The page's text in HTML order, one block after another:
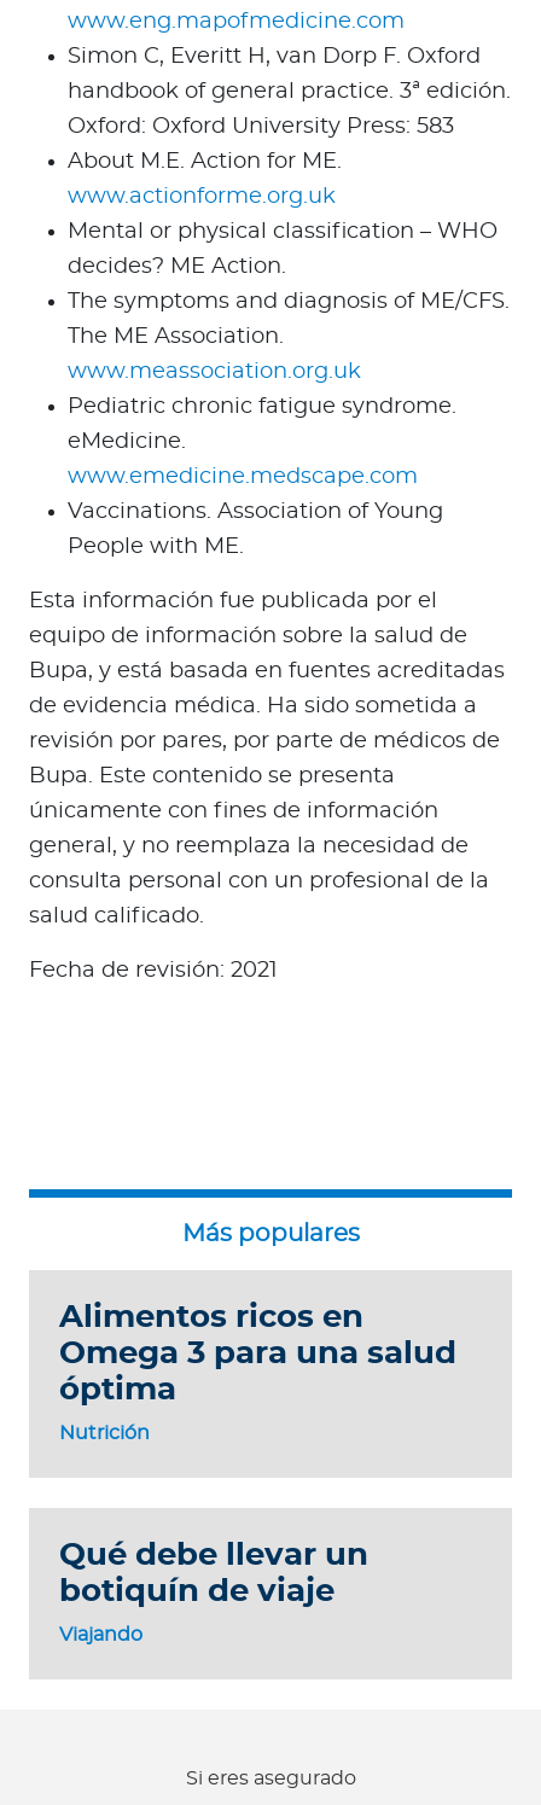
www.eng.mapofmedicine.com
Simon C, Everitt H, van Dorp F. Oxford
handbook of general practice. 3ª edición.
Oxford: Oxford University Press: 583
About M.E. Action for ME.
www.actionforme.org.uk
Mental or physical classification – WHO
decides? ME Action.
The symptoms and diagnosis of ME/CFS.
The ME Association.
www.meassociation.org.uk
Pediatric chronic fatigue syndrome.
eMedicine.
www.emedicine.medscape.com
Vaccinations. Association of Young
People with ME.
Esta información fue publicada por el
equipo de información sobre la salud de
Bupa, y está basada en fuentes acreditadas
de evidencia médica. Ha sido sometida a
revisión por pares, por parte de médicos de
Bupa. Este contenido se presenta
únicamente con fines de información
general, y no reemplaza la necesidad de
consulta personal con un profesional de la
salud calificado.
Fecha de revisión: 2021
Nutrición
Alimentos ricos en
Omega 3 para una salud
óptima
Viajando
Qué debe llevar un
botiquín de viaje
Si eres asegurado